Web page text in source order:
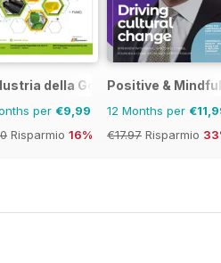
della Gomma
per €9,99
Risparmio 16%
Positive &
12 Months per
€17.97 Risparmio